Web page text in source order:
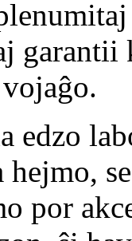
edzo
hejmo,
por